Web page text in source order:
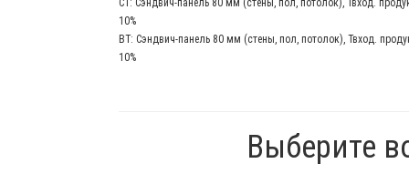
СТ: Сэндвич-панель 80 мм (стены, пол, потолок), Твход.
10%
ВТ: Сэндвич-панель 80 мм (стены, пол, потолок), Твход.
10%
Выберите